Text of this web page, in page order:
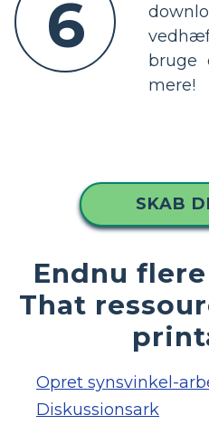
6
bruge
mere!
SKAB
Endnu
That
Opret synsvinkel-
Diskussionsark